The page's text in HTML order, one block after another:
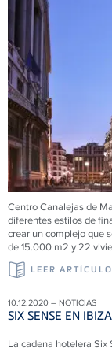
Centro Canalejas de
diferentes estilos de
crear un complejo que
de 15.000 m2 y 22
LEER ARTÍCULO
10.12.2020 – NOTICIAS
SIX SENSE EN IBIZA
La cadena hotelera